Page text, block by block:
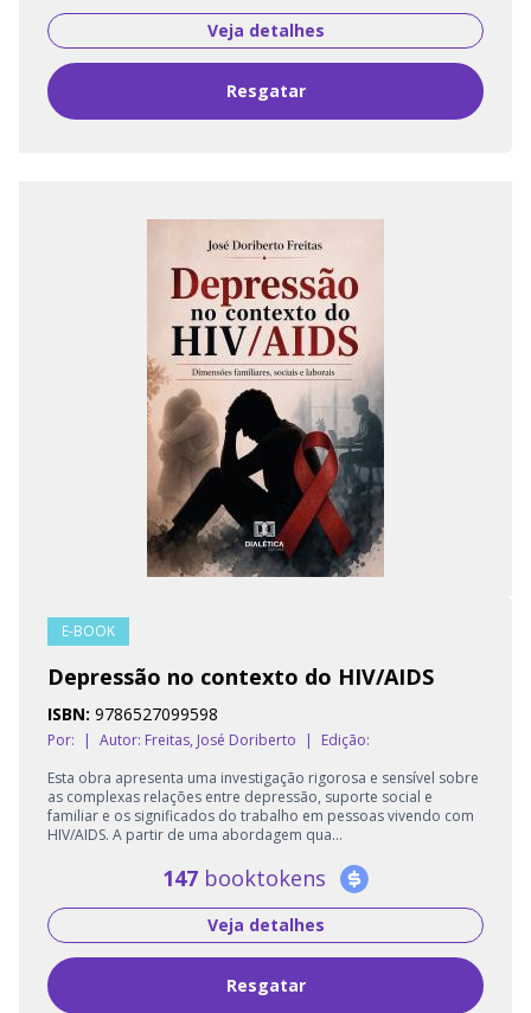
Veja detalhes
Resgatar
E-BOOK
Depressão no contexto do HIV/AIDS
ISBN: 9786527099598
Por: | Autor: Freitas, José Doriberto |
Edição:
Esta obra apresenta uma investigação rigorosa e sensível sobre
as complexas relações entre depressão, suporte social e
familiar e os significados do trabalho em pessoas vivendo com
HIV/AIDS. A partir de uma abordagem qua...
147 booktokens
Veja detalhes
Resgatar